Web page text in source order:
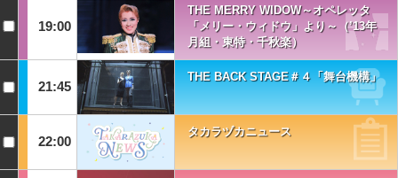
19:00
THE MERRY WIDOW～オペレッタ
「メリー・ウィドウ」より～（’13年
月組・東特・千秋楽）
21:45
THE BACK STAGE＃４「舞台機構」
22:00
タカラヅカニュース